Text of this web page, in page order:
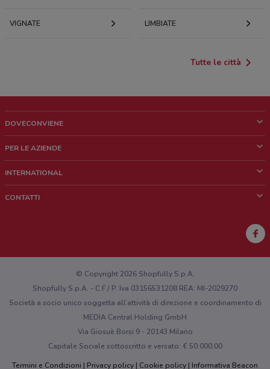
VIGNATE LIMBIATE
Tutte le città
DOVECONVIENE
Chi siamo
Lavora con noi
PER LE AZIENDE
Richieste commerciali e marketing
INTERNATIONAL
CONTATTI
Hai un malfunzionamento sul web o sull'app?
© Copyright 2026 Shopfully S.p.A.
Shopfully S.p.A. - C.F / P. Iva 03156531208 REA: MI-2029270
Società a socio unico soggetta all’attività di direzione e coordinamento di
MEDIA Central Holding GmbH
Via Giosuè Borsi 9 - 20143 Milano
Capitale Sociale sottoscritto e versato: € 50.000,00
Termini e Condizioni
Privacy policy Cookie policy Informativa Beacon